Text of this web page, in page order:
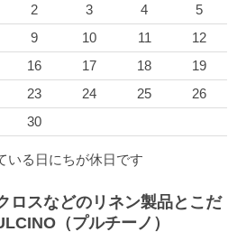
2 3 4
5
9 10 11
12
16 17 18
19
23 24 25
26
30
いる日にちが休日です
ロスなどのリネン製品とこだ
（プルチーノ）